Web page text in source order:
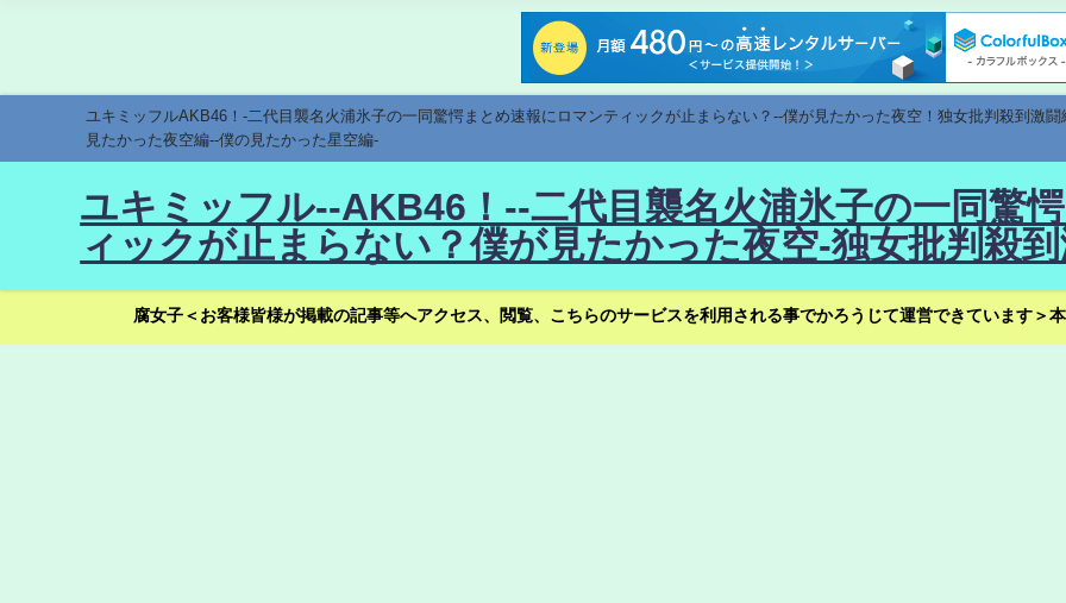
ユキミッフルAKB46！-二代目襲名火浦氷子の一同驚愕まとめ速報にロマンティックが止まらない？--僕が見たかった夜空！独女批判殺到激
見たかった夜空編--僕の見たかった星空編-
ユキミッフル--AKB46！--二代目襲名火浦氷子の一同驚
ィックが止まらない？僕が見たかった夜空-独女批判殺
腐女子＜お客様皆様が掲載の記事等へアクセス、閲覧、こちらのサービスを利用される事でかろうじて運営できています＞